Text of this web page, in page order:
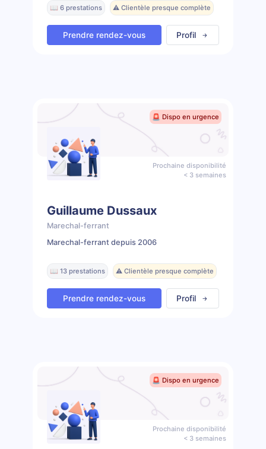
📖 6 prestations ⚠️ Clientèle presque complète
Prendre rendez-vous Profil
🚨 Dispo en urgence
Prochaine disponibilité
< 3 semaines
Guillaume Dussaux
Marechal-ferrant
Marechal-ferrant depuis 2006
📖 13 prestations ⚠️ Clientèle presque complète
Prendre rendez-vous Profil
🚨 Dispo en urgence
Prochaine disponibilité
< 3 semaines